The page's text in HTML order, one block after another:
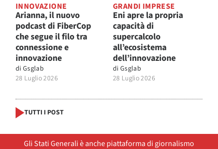
INNOVAZIONE
Arianna, il nuovo
podcast di FiberCop
che segue il filo tra
connessione e
innovazione
di Gsglab
28 Luglio 2026
GRANDI IMPRESE
Eni apre la propria
capacità di
supercalcolo
all’ecosistema
dell’innovazione
di Gsglab
28 Luglio 2026
TUTTI I POST
Gli Stati Generali è anche piattaforma di giornalismo